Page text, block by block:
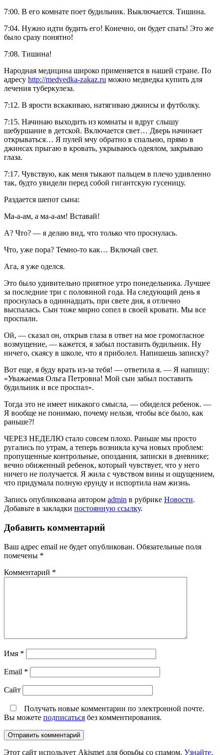
7:00. В его комнате поет будильник. Выключается. Тишина.
7:04. Нужно идти будить его! Конечно, он будет спать! Это же
было сразу понятно!
7:08. Тишина!
Народная медицина широко применяется в нашей стране. По
адресу http://medvedka-zakaz.ru можно медведка купить для
лечения туберкулеза.
7:12. В ярости вскакиваю, натягиваю джинсы и футболку.
7:15. Начинаю выходить из комнаты и вдруг слышу
шебуршание в детской. Включается свет… Дверь начинает
открываться… Я пулей мчу обратно в спальню, прямо в
джинсах прыгаю в кровать, укрываюсь одеялом, закрываю
глаза.
7:17. Чувствую, как меня тыкают пальцем в плечо удивленно
так, будто увидели перед собой гигантскую гусеницу.
Раздается шепот сына:
Ма-а-ам, а ма-а-ам! Вставай!
А? Что? — я делаю вид, что только что проснулась.
Что, уже пора? Темно-то как… Включай свет.
Ага, я уже оделся.
Это было удивительно приятное утро понедельника. Лучшее
за последние три с половиной года. На следующий день я
проснулась в одиннадцать, при свете дня, я отлично
выспалась. Сын тоже мирно сопел в своей кровати. Мы все
проспали.
Ой, — сказал он, открыв глаза в ответ на мое громогласное
возмущение, — кажется, я забыл поставить будильник. Ну
ничего, скаясу в школе, что я приболел. Напишешь записку?
Вот еще, я буду врать из-за тебя! — ответила я. — Я напишу:
«Уважаемая Ольга Петровна! Мой сын забыл поставить
будильник и все проспал».
Тогда это не имеет никакого смысла, — обиделся ребенок. —
Я вообще не понимаю, почему нельзя, чтобы все было, как
раньше?!
ЧЕРЕЗ НЕДЕЛЮ стало совсем плохо. Раньше мы просто
ругались по утрам, а теперь возникла куча новых проблем:
пропущенные контрольные, опоздания, записки в дневнике;
вечно обиженный ребенок, который чувствует, что у него
ничего не получается. Я жила с чувством вины и ощущением,
что придумала полную ерунду и испортила нам жизнь.
Запись опубликована автором admin в рубрике Новости.
Добавьте в закладки постоянную ссылку.
Добавить комментарий
Ваш адрес email не будет опубликован. Обязательные поля
помечены *
Комментарий *
Имя *
Email *
Сайт
Получать новые комментарии по электронной почте.
Вы можете подписаться без комментирования.
Этот сайт использует Akismet для борьбы со спамом. Узнайте,